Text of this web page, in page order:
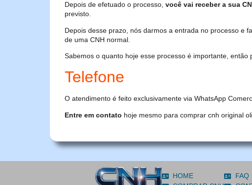
Depois de efetuado o processo, você vai receber a sua
previsto.
Depois desse prazo, nós darmos a entrada no processo e
de uma CNH normal.
Sabemos o quanto hoje esse processo é importante,
Telefone
O atendimento é feito exclusivamente via WhatsApp
Entre em contato hoje mesmo para comprar cnh original
HOME
FAQ